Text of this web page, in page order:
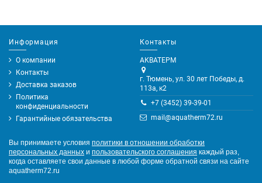
Информация
О компании
Контакты
Доставка заказов
Политика
конфиденциальности
Гарантийные обязательства
Контакты
АКВАТЕРМ
г. Тюмень, ул. 30 лет Победы, д.
113а, к2
+7 (3452) 39-39-01
mail@aquatherm72.ru
Вы принимаете условия политики в отношении обработки
персональных данных и пользовательского соглашения каждый раз,
когда оставляете свои данные в любой форме обратной связи на сайте
aquatherm72.ru